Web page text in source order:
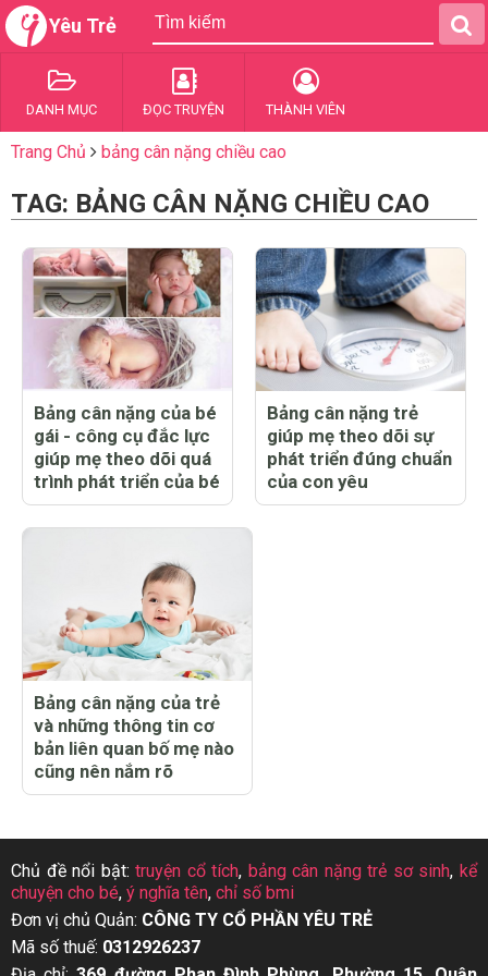
Yêu Trẻ
DANH MỤC ĐỌC TRUYỆN THÀNH VIÊN
Trang Chủ bảng cân nặng chiều cao
TAG: BẢNG CÂN NẶNG CHIỀU CAO
Bảng cân nặng của bé
gái - công cụ đắc lực
giúp mẹ theo dõi quá
trình phát triển của bé
Bảng cân nặng trẻ
giúp mẹ theo dõi sự
phát triển đúng chuẩn
của con yêu
Bảng cân nặng của trẻ
và những thông tin cơ
bản liên quan bố mẹ nào
cũng nên nắm rõ
Chủ đề nổi bật:truyện cổ tích, bảng cân nặng trẻ sơ sinh,kể
chuyện cho bé, ý nghĩa tên, chỉ số bmi
Đơn vị chủ Quản: CÔNG TY CỔ PHẦN YÊU TRẺ
Mã số thuế: 0312926237